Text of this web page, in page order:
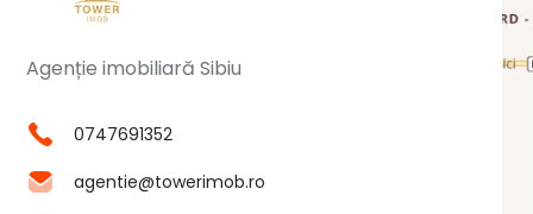
Agenție imobiliară Sibiu
0747691352
agentie@towerimob.ro